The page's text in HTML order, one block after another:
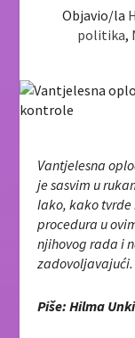
Objavio/la
politika,
Vantjelesna
je sasvim u
Iako, kako
procedura u
njihovog rada i
zadovoljavajući.
Piše: Hilma